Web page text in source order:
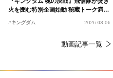
火を囲む特別企画始動 秘蔵トーク満載
の“キングダムキャンプ”開催
#キングダム 2026.08.06
動画記事一覧